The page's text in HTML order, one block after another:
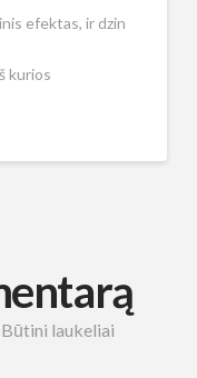
efektas, ir dzin
kurios
Būtini laukeliai